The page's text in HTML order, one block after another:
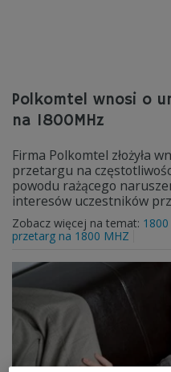
Polkomtel wnosi o
na 1800MHz
Firma Polkomtel złożyła
przetargu na
powodu rażącego
interesów uczestników
Zobacz więcej na temat:
przetarg na 1800 MHZ